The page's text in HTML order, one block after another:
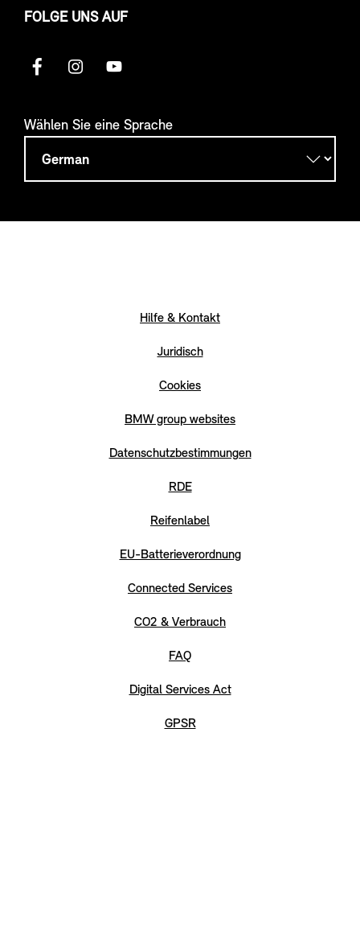
FOLGE UNS AUF
Wählen Sie eine Sprache
Hilfe & Kontakt
Juridisch
Cookies
BMW group websites
Datenschutzbestimmungen
RDE
Reifenlabel
EU-Batterieverordnung
Connected Services
CO2 & Verbrauch
FAQ
Digital Services Act
GPSR